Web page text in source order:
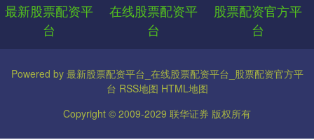
最新股票配资平
台
在线股票配资平
台
股票配资官方平
台
Powered by 最新股票配资平台_在线股票配资平台_股票配资官方平
台 RSS地图 HTML地图
Copyright © 2009-2029 联华证券 版权所有